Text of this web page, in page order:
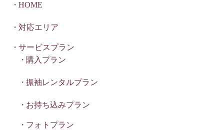
HOME
対応エリア
サービスプラン
購入プラン
振袖レンタルプラン
お持ち込みプラン
フォトプラン